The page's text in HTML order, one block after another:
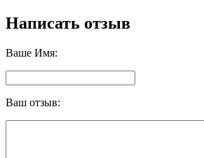
Написать отзыв
Ваше Имя:
Ваш отзыв: